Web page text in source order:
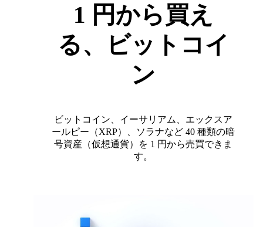
1 円から買え
る、ビットコイ
ン
ビットコイン、イーサリアム、エックスア
ールピー（XRP）、ソラナなど 40 種類の暗
号資産（仮想通貨）を 1 円から売買できま
す。